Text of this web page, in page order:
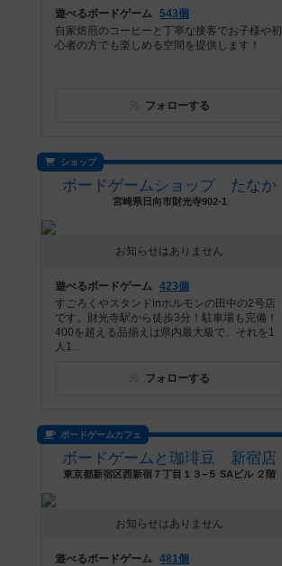
遊べるボードゲーム 543個
自家焙煎のコーヒーと丁寧な接客でお子様や初
心者の方でも楽しめる空間を提供します！
フォローする
ショップ
ボードゲームショップ たなか
宮崎県日向市財光寺902-1
お知らせはありません
遊べるボードゲーム 423個
すごろくやスタンドinホルモンの田中の2号店
です。財光寺駅から徒歩3分！駐車場も完備！
400を超える品揃えは県内最大級で、それを1
人1...
フォローする
ボードゲームカフェ
ボードゲームと珈琲豆 新宿店
東京都新宿区西新宿７丁目１３−５ SAビル ２階
お知らせはありません
遊べるボードゲーム 481個